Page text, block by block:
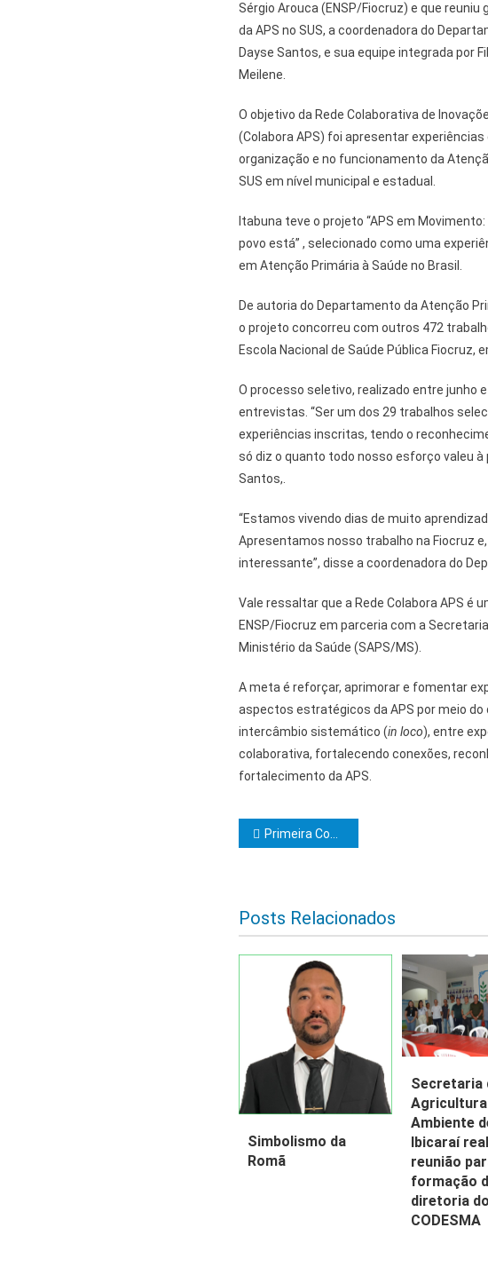
Sérgio Arouca (ENSP/Fiocruz) e que
da APS no SUS, a coordenadora do
Dayse Santos, e sua equipe integrada por
Meilene.
O objetivo da Rede Colaborativa de
(Colabora APS) foi apresentar
organização e no funcionamento da
SUS em nível municipal e estadual.
Itabuna teve o projeto “APS em
povo está” , selecionado como uma
em Atenção Primária à Saúde no Brasil.
De autoria do Departamento da Atenção
o projeto concorreu com outros 472
Escola Nacional de Saúde Pública Fiocruz,
O processo seletivo, realizado entre junho
entrevistas. “Ser um dos 29 trabalhos
experiências inscritas, tendo o
só diz o quanto todo nosso esforço valeu
Santos,.
“Estamos vivendo dias de muito
Apresentamos nosso trabalho na Fiocruz
interessante”, disse a coordenadora do
Vale ressaltar que a Rede Colabora APS é
ENSP/Fiocruz em parceria com a
Ministério da Saúde (SAPS/MS).
A meta é reforçar, aprimorar e fomentar
aspectos estratégicos da APS por meio
intercâmbio sistemático (in loco), entre
colaborativa, fortalecendo conexões,
fortalecimento da APS.
Navegação de Post
Primeira Copa Distrital de Ilhéus chega à quinta rodada neste domingo 26
Posts Relacionados
Simbolismo da
Romã
Secretaria
Agricultura
Ambiente
Ibicaraí
reunião
formação
diretoria do
CODESMA